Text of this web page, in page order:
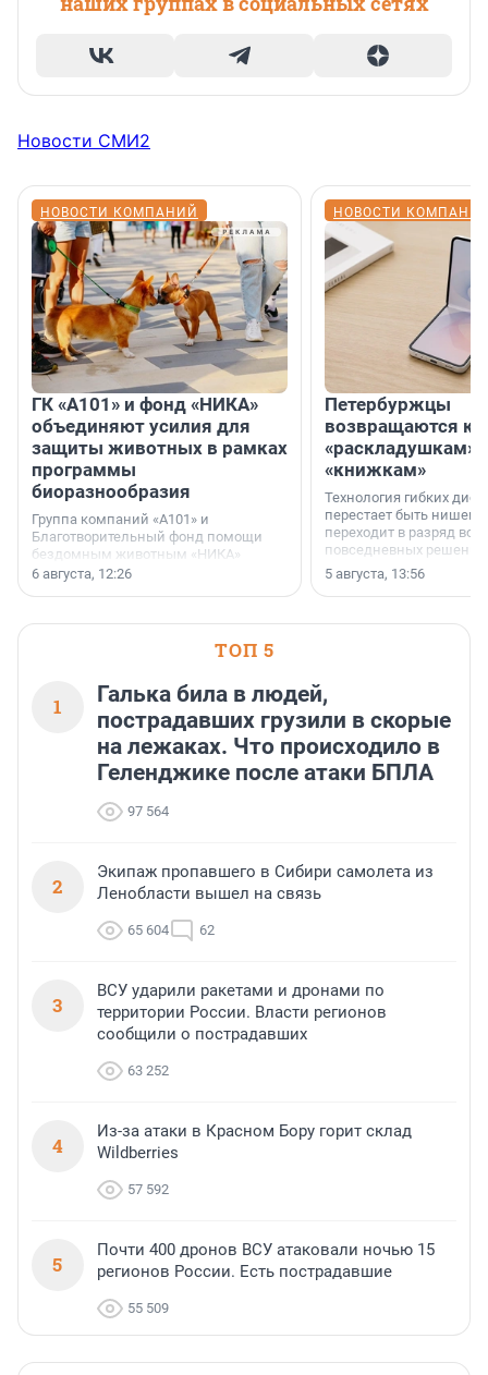
Новости СМИ2
НОВОСТИ КОМПАНИЙ
ГК «А101» и фонд «НИКА»
объединяют усилия для
защиты животных в рамках
программы
биоразнообразия
Группа компаний «А101» и
Благотворительный фонд помощи
бездомным животным «НИКА»
заключили соглашение о
6 августа, 12:26
НОВОСТИ
Петербуржцы
возвращаются к
«раскладушкам»
«книжкам»
Технология гибких
перестает быть
переходит в разряд
повседневных
5 августа, 13:56
ТОП 5
1
Галька била в людей,
пострадавших грузили в скорые
на лежаках. Что происходило в
Геленджике после атаки БПЛА
97 564
2
Экипаж пропавшего в Сибири самолета из
Ленобласти вышел на связь
65 604 62
3
ВСУ ударили ракетами и дронами по
территории России. Власти регионов
сообщили о пострадавших
63 252
4
Из-за атаки в Красном Бору горит склад
Wildberries
57 592
5
Почти 400 дронов ВСУ атаковали ночью 15
регионов России. Есть пострадавшие
55 509